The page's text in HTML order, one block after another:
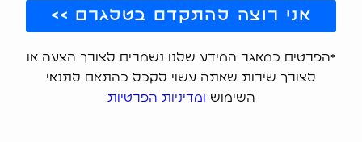
אני רוצה להתקדם בטלגרם >>
*הפרטים במאגר המידע שלנו נשמרים לצורך הצעה או
לצורך שירות שאתה עשוי לקבל בהתאם לתנאי
השימוש
ומדיניות הפרטיות